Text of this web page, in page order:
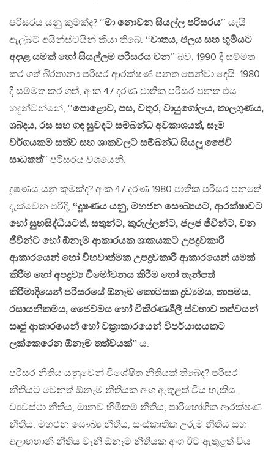
පරිසරය යනු කුමක්ද? ‘‘මා නොවන සියල්ල පරිසරය’’ යැයි
ඇල්බට් අයින්ස්ටයින් කියා තිබේ. ‘‘වාතය, ජලය සහ භූමියට
අදාළ යමක් හෝ සියල්ලම පරිසරය වන’’ බව, 1990 දී සම්මත
කර ගත් බි‍්‍රතාන්‍ය පරිසර ආරක්ෂණ පනත පෙන්වා දෙයි. 1980
දී සම්මත කර ගත්, අංක 47 දරණ ජාතික පරිසර පනත එය
හඳුන්වන්නේ, ‘‘පොළොව, පස, වතුර, වායුගෝලය, කාලගුණය,
ශබ්දය, රස සහ ගඳ සුවඳට සම්බන්ධ අවකාශයත්, සෑම
වර්ගයකම සත්ව සහ ශාකවලට සම්බන්ධ සියලූ ජෛවී
සාධකත්’’ පරිසරය වශයෙනි.
දූෂණය යනු කුමක්ද? අංක 47 දරණ 1980 ජාතික පරිසර පනතේ
දැක්වෙන පරිදි, ‘‘දූෂණය යනු, මහජන සෞඛ්‍යයට, ආරක්ෂාවට
හෝ සුභසිද්ධියටත්, සතුන්ට, කුරුල්ලන්ට, ජලජ ජීවීන්ට, වන
ජීවීන්ට හෝ ඕනෑම ආකාරයක ශාකයකට උපද්‍රවකාරී
ආකාරයෙන් හෝ විභවාත්මක උපද්‍රවකාරී ආකාරයෙන් යමක්
කිරීම හෝ අපද්‍රව්‍ය විමෝචනය කිරීම හෝ තැන්පත්
කිරීමාදියෙන් පරිසරයේ ඕනෑම කොටසක ද්‍රව්‍යමය, තාපමය,
රසායනිකමය, ජෛවමය හෝ විකිරණශීලී ස්වභාව තත්වයන්
සෘජු ආකාරයෙන් හෝ වක‍්‍රාකාරයෙන් විපර්යාසයකට
ලක්කෙරෙන ඕනෑම තත්වයක්’’ ය.
පරිසර නීතිය යනුවෙන් විශේෂිත නීතියක් තිබේද? පරිසර
නීතියට වෙනත් ඕනෑම නීතියක අංග ඇතුළත් විය හැකිය.
ව්‍යවස්ථා නීතිය, මානව හිමිකම් නීතිය, පාරිභෝගික ආරක්ෂණ
නීතිය, මහජන සෞඛ්‍ය නීතිය, සංස්කෘතික උරුම නීතිය සහ
අලාභහානි නීතිය වැනි ඕනෑම නීතියක අංග ඊට ඇතුළත් විය